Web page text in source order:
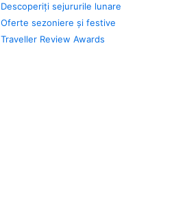
Descoperiți sejururile lunare
Oferte sezoniere și festive
Traveller Review Awards